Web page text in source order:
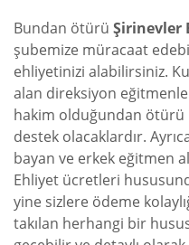
Bundan ötürü Şirinevler
şubemize müracaat
ehliyetinizi alabilirsiniz.
alan direksiyon
hakim olduğundan ötürü
destek olacaklardır.
bayan ve erkek eğitmen
Ehliyet ücretleri
yine sizlere ödeme
takılan herhangi bir